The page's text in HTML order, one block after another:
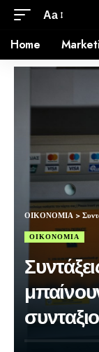
Aa
Home
ΟΙΚΟΝΟΜΙΑ >
ΟΙΚΟΝΟΜΙΑ